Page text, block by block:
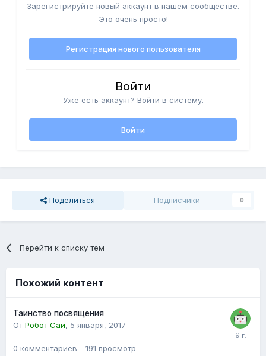
Зарегистрируйте новый аккаунт в нашем сообществе.
Это очень просто!
Регистрация нового пользователя
Войти
Уже есть аккаунт? Войти в систему.
Войти
Поделиться Подписчики 0
Перейти к списку тем
Похожий контент
Таинство посвящения
ОтРобот Саи, 5 января, 2017
0 комментариев 191 просмотр